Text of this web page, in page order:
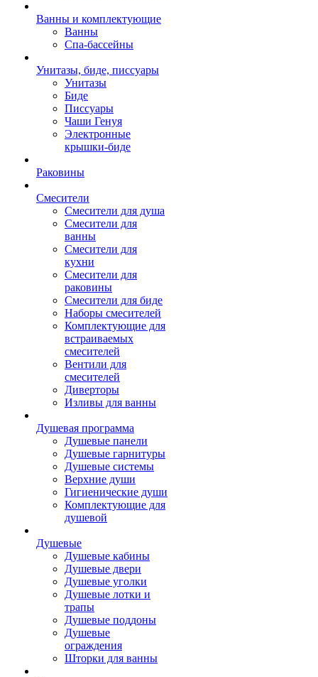
Ванны и комплектующие
Ванны
Спа-бассейны
Унитазы, биде, писсуары
Унитазы
Биде
Писсуары
Чаши Генуя
Электронные
крышки-биде
Раковины
Смесители
Смесители для душа
Смесители для
ванны
Смесители для
кухни
Смесители для
раковины
Смесители для биде
Наборы смесителей
Комплектующие для
встраиваемых
смесителей
Вентили для
смесителей
Диверторы
Изливы для ванны
Душевая программа
Душевые панели
Душевые гарнитуры
Душевые системы
Верхние души
Гигиенические души
Комплектующие для
душевой
Душевые
Душевые кабины
Душевые двери
Душевые уголки
Душевые лотки и
трапы
Душевые поддоны
Душевые
ограждения
Шторки для ванны